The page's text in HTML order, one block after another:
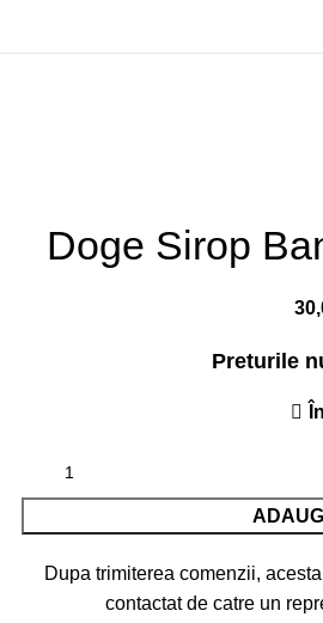
Doge Sirop
Preturile
Dupa trimiterea comenzii,
contactat de catre un